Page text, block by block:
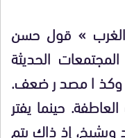
» قول حسن
الحديثة
مصدر ضعف.
حينما يفتر
إذ ذاك يتم